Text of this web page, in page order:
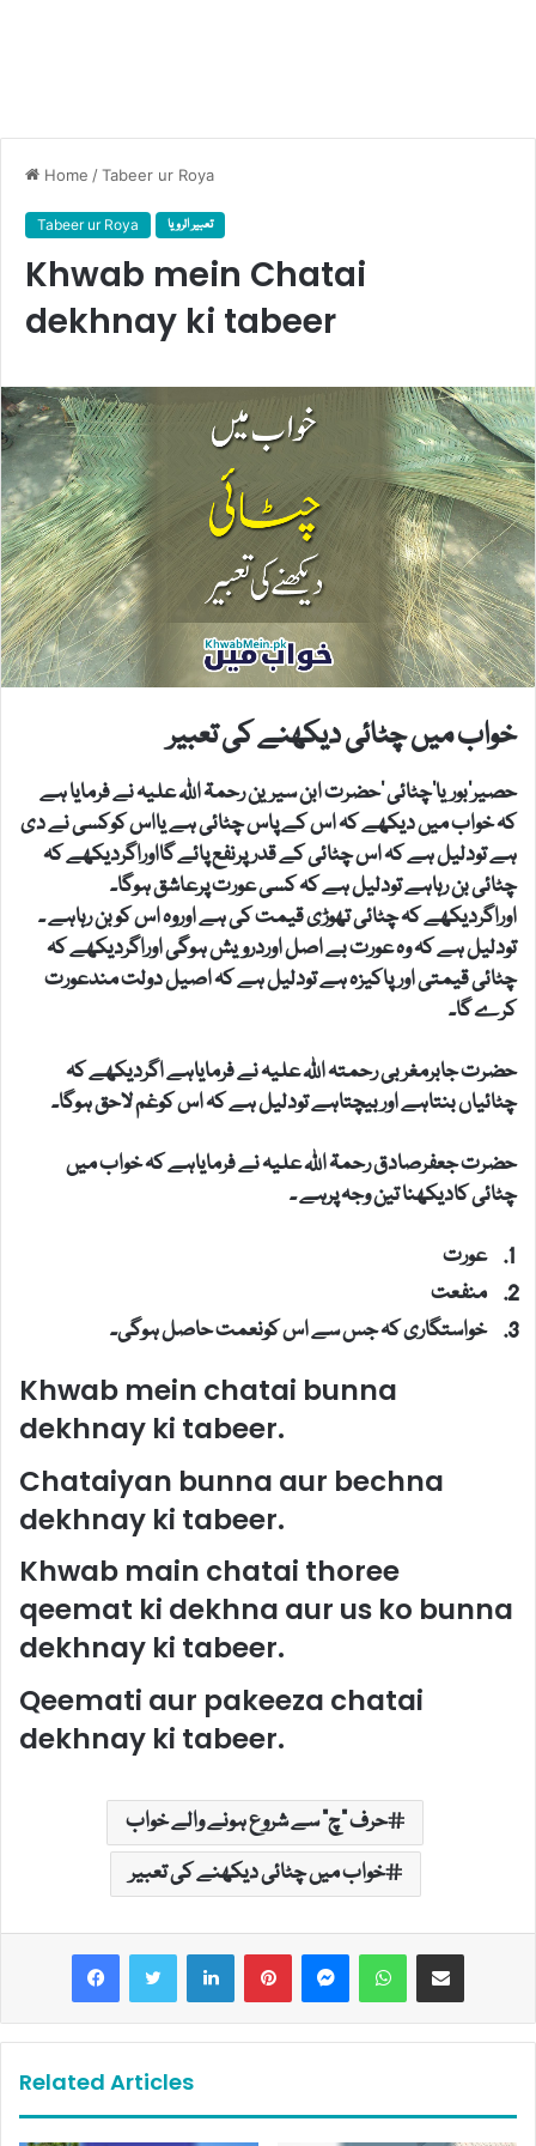
Home /Tabeer ur Roya
Tabeer ur Roya تعبیر الرویا
Khwab mein Chatai
dekhnay ki tabeer
خواب میں چٹائی دیکھنے کی تعبیر
حصیر’بوریا‘چٹائی ‘حضرت ابن سیرین رحمۃ اللہ علیہ نے فرمایا ہے
کہ خواب میں دیکھے کہ اس کے پاس چٹائی ہے یااس کوکسی نے دی
ہے تودلیل ہے کہ اس چٹائی کے قدرپرنفع پائے گااوراگردیکھے کہ
چٹائی بن رہاہے تودلیل ہے کہ کسی عورت پرعاشق ہوگا۔
اوراگردیکھے کہ چٹائی تھوڑی قیمت کی ہے اوروہ اس کوبن رہاہے ۔
تودلیل ہے کہ وہ عورت بے اصل اوردرویش ہوگی اوراگردیکھے کہ
چٹائی قیمتی اورپاکیزہ ہے تودلیل ہے کہ اصیل دولت مندعورت
کرے گا۔
حضرت جابرمغربی رحمتہ اللہ علیہ نے فرمایاہے اگردیکھے کہ
چٹائیاں بنتاہے اوربیچتاہے تودلیل ہے کہ اس کوغم لاحق ہوگا۔
حضرت جعفرصادق رحمۃ اللہ علیہ نے فرمایاہے کہ خواب میں
چٹائی کادیکھنا تین وجہ پرہے ۔
عورت
منفعت
خواستگاری کہ جس سے اس کونعمت حاصل ہوگی۔
Khwab mein chatai bunna
dekhnay ki tabeer.
Chataiyan bunna aur bechna
dekhnay ki tabeer.
Khwab main chatai thoree
qeemat ki dekhna aur us ko bunna
dekhnay ki tabeer.
Qeemati aur pakeeza chatai
dekhnay ki tabeer.
حرف "چ" سے شروع ہونے والے خواب
خواب میں چٹائی دیکھنے کی تعبیر
LinkedInPinterestMessengerWhatsAppShare via Email
Related Articles